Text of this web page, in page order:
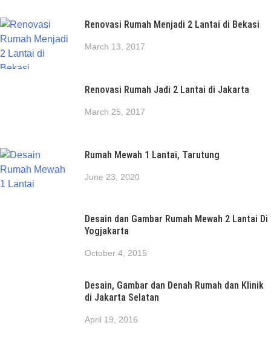
Renovasi Rumah Menjadi 2 Lantai di Bekasi
March 13, 2017
Renovasi Rumah Jadi 2 Lantai di Jakarta
March 25, 2017
Rumah Mewah 1 Lantai, Tarutung
June 23, 2020
Desain dan Gambar Rumah Mewah 2 Lantai Di
Yogjakarta
October 4, 2015
Desain, Gambar dan Denah Rumah dan Klinik
di Jakarta Selatan
April 19, 2016